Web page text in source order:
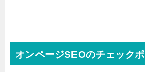
オンページSEOのチェック